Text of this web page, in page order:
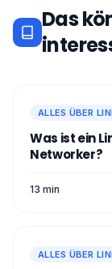
Das
ALLES ÜBER
Was ist ein
Networker?
13 min
ALLES ÜBER